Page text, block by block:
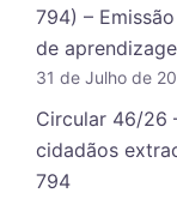
794) –
de
31 de Julho de
Circular 46/26
cidadãos
794